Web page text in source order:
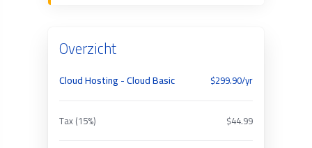
Overzicht
Cloud Hosting - Cloud Basic $299.90/yr
Tax (15%) $44.99